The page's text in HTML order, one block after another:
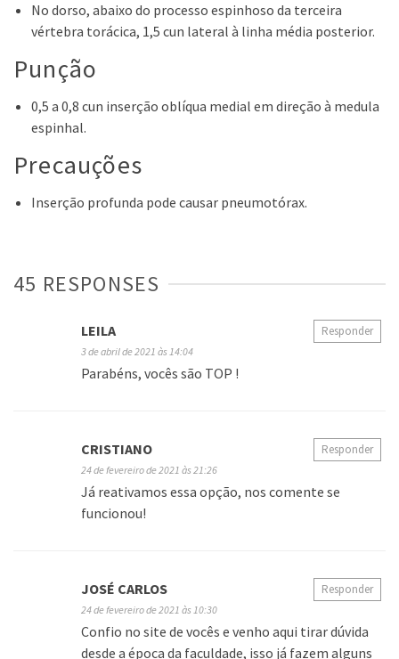
No dorso, abaixo do processo espinhoso da terceira
vértebra torácica, 1,5 cun lateral à linha média posterior.
Punção
0,5 a 0,8 cun inserção oblíqua medial em direção à medula
espinhal.
Precauções
Inserção profunda pode causar pneumotórax.
45 RESPONSES
LEILA
3 de abril de 2021 às 14:04
Parabéns, vocês são TOP !
Responder
CRISTIANO
24 de fevereiro de 2021 às 21:26
Já reativamos essa opção, nos comente se
funcionou!
Responder
JOSÉ CARLOS
24 de fevereiro de 2021 às 10:30
Confio no site de vocês e venho aqui tirar dúvida
desde a época da faculdade, isso já fazem alguns
Responder